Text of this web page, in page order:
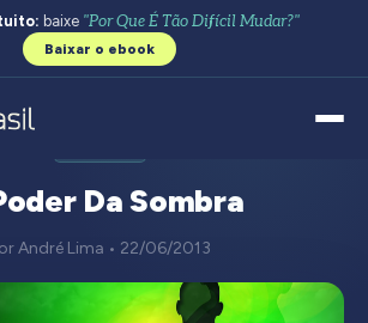
baixe "Por Que É Tão Difícil Mudar?"
Baixar o ebook
Da Sombra
André Lima • 22/06/2013